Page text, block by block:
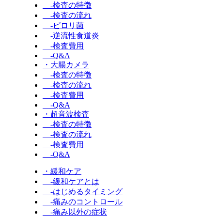
-検査の特徴
-検査の流れ
-ピロリ菌
-逆流性食道炎
-検査費用
-Q&A
・大腸カメラ
-検査の特徴
-検査の流れ
-検査費用
-Q&A
・超音波検査
-検査の特徴
-検査の流れ
-検査費用
-Q&A
・緩和ケア
-緩和ケアとは
-はじめるタイミング
-痛みのコントロール
-痛み以外の症状